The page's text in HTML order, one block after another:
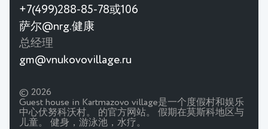
+7(499)288-85-78或106
萨尔@nrg.健康
总经理
gm@vnukovovillage.ru
© 2026
Guest house in Kartmazovo village是一个度假村和娱乐
中心伏努科沃村。 的官方网站。 假期在莫斯科地区与
儿童。 健身，游泳池，水疗。